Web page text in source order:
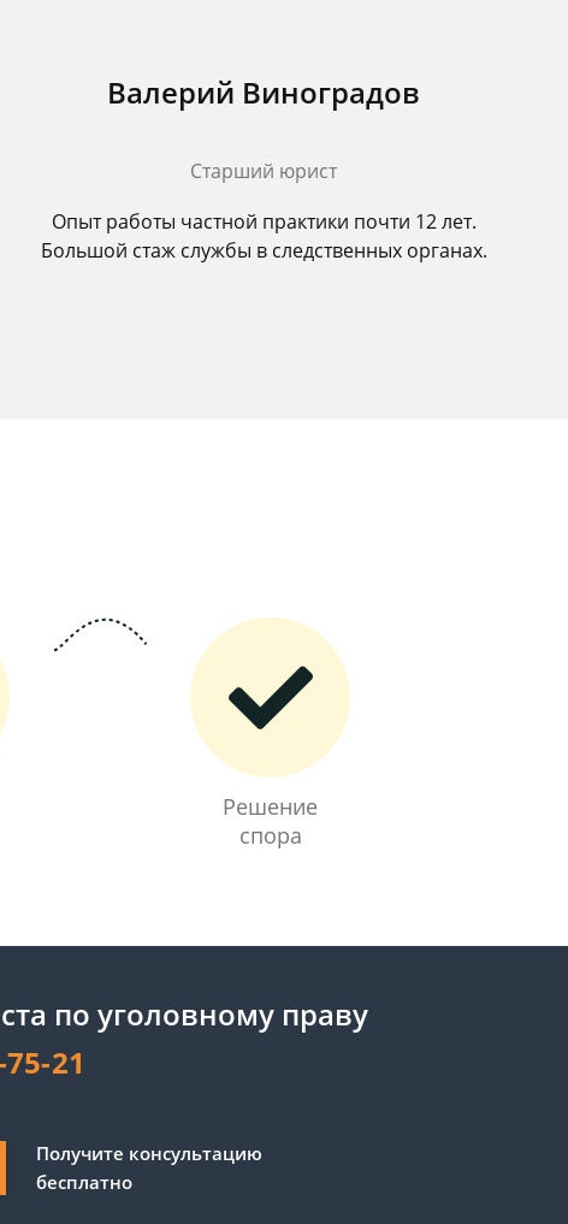
Валерий Виноградов
Старший юрист
Опыт работы частной практики почти 12 лет.
Большой стаж службы в следственных органах.
Решение
спора
по уголовному праву
21
Получите консультацию
бесплатно